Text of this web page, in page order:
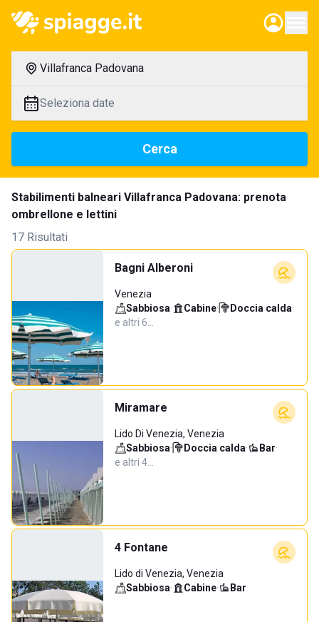
Villafranca Padovana
Seleziona date
Cerca
Stabilimenti balneari Villafranca Padovana: prenota
ombrellone e lettini
17 Risultati
Bagni Alberoni
Venezia
Sabbiosa· Cabine· Doccia calda·
e altri 6…
Miramare
Lido Di Venezia, Venezia
Sabbiosa· Doccia calda· Bar·
e altri 4…
4 Fontane
Lido di Venezia, Venezia
Sabbiosa· Cabine· Bar